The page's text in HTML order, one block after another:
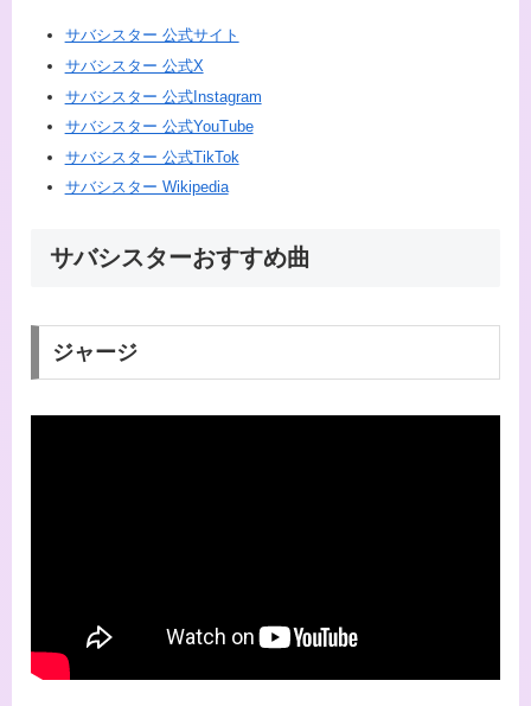
サバシスター 公式サイト
サバシスター 公式X
サバシスター 公式Instagram
サバシスター 公式YouTube
サバシスター 公式TikTok
サバシスター Wikipedia
サバシスターおすすめ曲
ジャージ